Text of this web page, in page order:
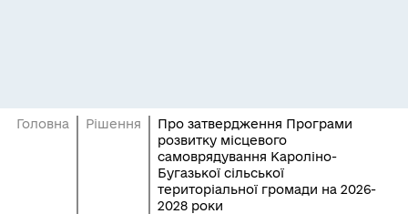
Головна Рішення
Про затвердження Програми
розвитку місцевого
самоврядування Кароліно-
Бугазької сільської
територіальної громади на 2026-
2028 роки